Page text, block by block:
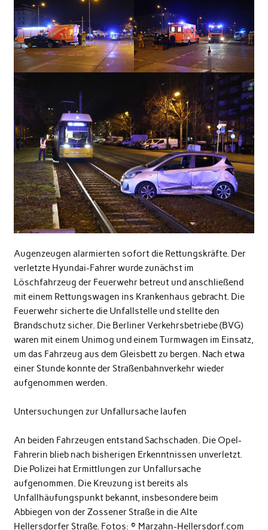
Augenzeugen alarmierten sofort die Rettungskräfte. Der
verletzte Hyundai-Fahrer wurde zunächst im
Löschfahrzeug der Feuerwehr betreut und anschließend
mit einem Rettungswagen ins Krankenhaus gebracht. Die
Feuerwehr sicherte die Unfallstelle und stellte den
Brandschutz sicher. Die Berliner Verkehrsbetriebe (BVG)
waren mit einem Unimog und einem Turmwagen im Einsatz,
um das Fahrzeug aus dem Gleisbett zu bergen. Nach etwa
einer Stunde konnte der Straßenbahnverkehr wieder
aufgenommen werden.
Untersuchungen zur Unfallursache laufen
An beiden Fahrzeugen entstand Sachschaden. Die Opel-
Fahrerin blieb nach bisherigen Erkenntnissen unverletzt.
Die Polizei hat Ermittlungen zur Unfallursache
aufgenommen. Die Kreuzung ist bereits als
Unfallhäufungspunkt bekannt, insbesondere beim
Abbiegen von der Zossener Straße in die Alte
Hellersdorfer Straße. Fotos: © Marzahn-Hellersdorf.com